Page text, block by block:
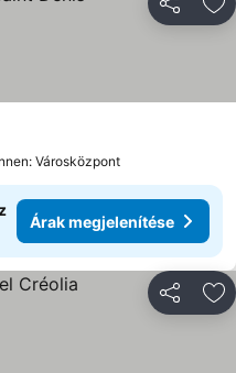
megjelenítése
Városközpont
Árak megjelenítése